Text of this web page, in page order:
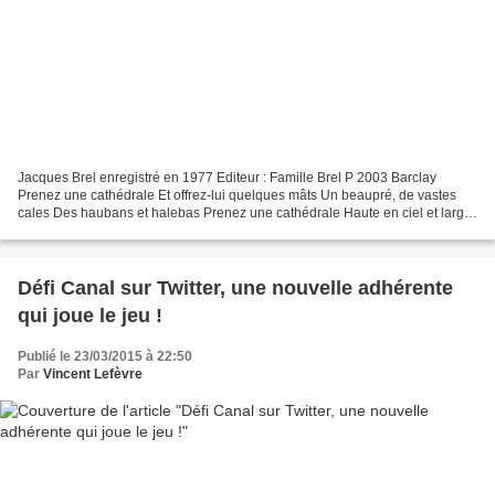
Jacques Brel enregistré en 1977 Editeur : Famille Brel P 2003 Barclay
Prenez une cathédrale Et offrez-lui quelques mâts Un beaupré, de vastes
cales Des haubans et halebas Prenez une cathédrale Haute en ciel et large
Défi Canal sur Twitter, une nouvelle adhérente
qui joue le jeu !
Publié le 23/03/2015 à 22:50
Par Vincent Lefèvre